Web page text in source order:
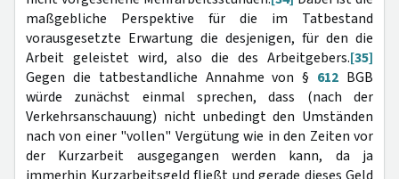
maßgebliche Perspektive für die im Tatbestand
vorausgesetzte Erwartung die desjenigen, für den die
Arbeit geleistet wird, also die des Arbeitgebers.[35]
Gegen die tatbestandliche Annahme von § 612 BGB
würde zunächst einmal sprechen, dass (nach der
Verkehrsanschauung) nicht unbedingt den Umständen
nach von einer "vollen" Vergütung wie in den Zeiten vor
der Kurzarbeit ausgegangen werden kann, da ja